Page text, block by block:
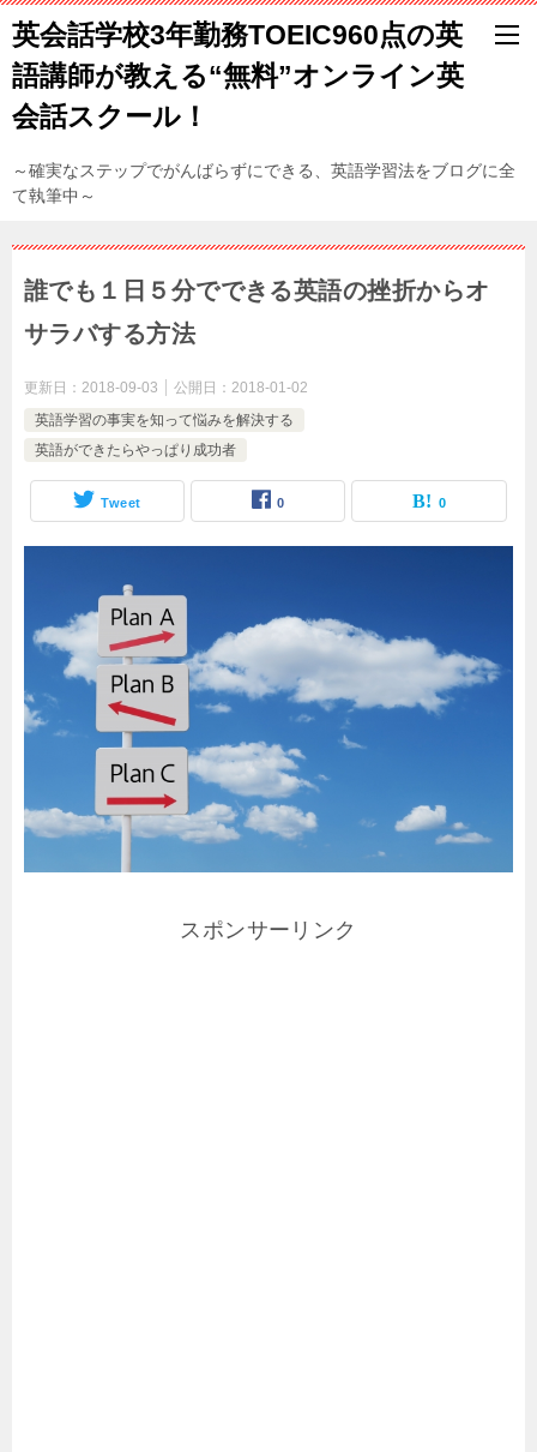
英会話学校3年勤務TOEIC960点の英
語講師が教える“無料”オンライン英
会話スクール！
～確実なステップでがんばらずにできる、英語学習法をブログに全
て執筆中～
誰でも１日５分でできる英語の挫折からオ
サラバする方法
更新日： 2018-09-03 公開日： 2018-01-02
英語学習の事実を知って悩みを解決する
英語ができたらやっぱり成功者
Tweet 0 0
スポンサーリンク